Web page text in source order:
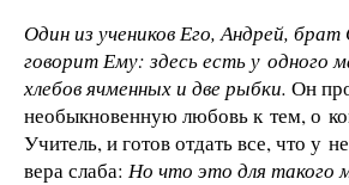
Один из учеников Его, Андрей,
говорит Ему: здесь есть у одного
хлебов ячменных и две рыбки. Он
необыкновенную любовь к тем, о
Учитель, и готов отдать все, что у
вера слаба: Но что это для такого